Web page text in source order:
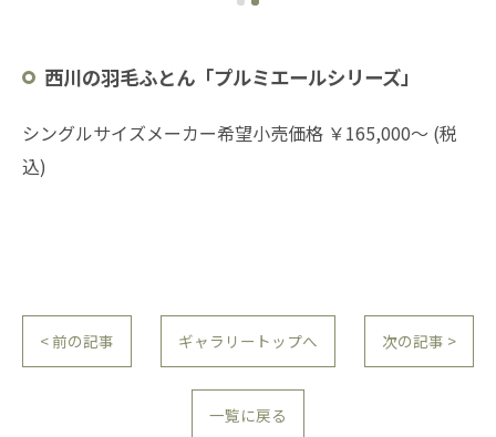
西川の羽毛ふとん「プルミエールシリーズ」
シングルサイズメーカー希望小売価格 ￥165,000～ (税
込)
< 前の記事 ギャラリートップへ 次の記事 >
一覧に戻る